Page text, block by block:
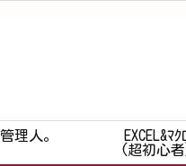
管理人。
EXCEL&ﾏｸ
(超初心